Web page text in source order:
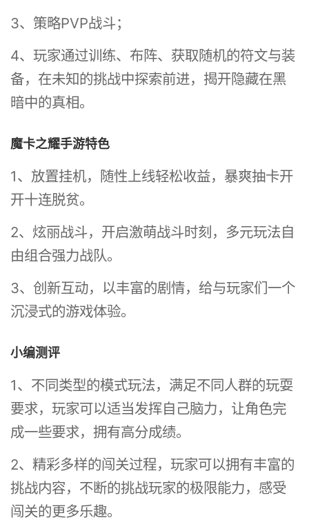
3、策略PVP战斗；
4、玩家通过训练、布阵、获取随机的符文与装
备，在未知的挑战中探索前进，揭开隐藏在黑
暗中的真相。
魔卡之耀手游特色
1、放置挂机，随性上线轻松收益，暴爽抽卡开
开十连脱贫。
2、炫丽战斗，开启激萌战斗时刻，多元玩法自
由组合强力战队。
3、创新互动，以丰富的剧情，给与玩家们一个
沉浸式的游戏体验。
小编测评
1、不同类型的模式玩法，满足不同人群的玩耍
要求，玩家可以适当发挥自己脑力，让角色完
成一些要求，拥有高分成绩。
2、精彩多样的闯关过程，玩家可以拥有丰富的
挑战内容，不断的挑战玩家的极限能力，感受
闯关的更多乐趣。